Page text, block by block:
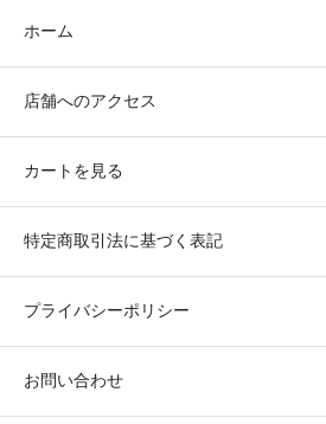
ホーム
店舗へのアクセス
カートを見る
特定商取引法に基づく表記
プライバシーポリシー
お問い合わせ